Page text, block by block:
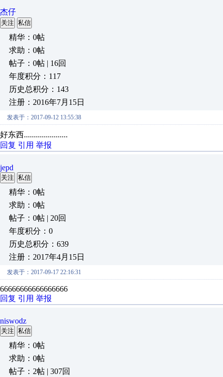
杰仔
关注 私信
精华：0帖
求助：0帖
帖子：0帖 | 16回
年度积分：117
历史总积分：143
注册：2016年7月15日
发表于：2017-09-12 13:55:38
好东西......................
回复 引用 举报
jepd
关注 私信
精华：0帖
求助：0帖
帖子：0帖 | 20回
年度积分：0
历史总积分：639
注册：2017年4月15日
发表于：2017-09-17 22:16:31
66666666666666666
回复 引用 举报
niswodz
关注 私信
精华：0帖
求助：0帖
帖子：2帖 | 307回